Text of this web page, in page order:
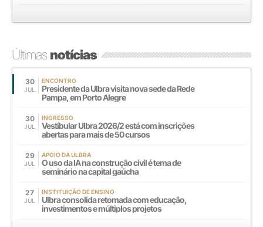
Últimasnotícias
30
JUL
ENCONTRO
Presidente da Ulbra visita nova sede da Rede
Pampa, em Porto Alegre
30
JUL
INGRESSO
Vestibular Ulbra 2026/2 está com inscrições
abertas para mais de 50 cursos
29
JUL
APOIO DA ULBRA
O uso da IA na construção civil é tema de
seminário na capital gaúcha
27
JUL
INSTITUIÇÃO DE ENSINO
Ulbra consolida retomada com educação,
investimentos e múltiplos projetos